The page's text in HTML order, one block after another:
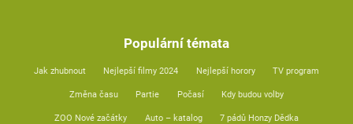
Populární témata
Jak zhubnout Nejlepší filmy 2024 Nejlepší horory TV program
Změna času Partie Počasí Kdy budou volby
ZOO Nové začátky Auto – katalog 7 pádů Honzy Dědka